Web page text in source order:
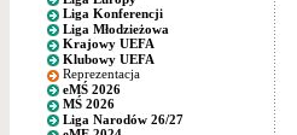
Liga Konferencji
Liga Młodzieżowa
Krajowy UEFA
Klubowy UEFA
Reprezentacja
eMŚ 2026
MŚ 2026
Liga Narodów 26/27